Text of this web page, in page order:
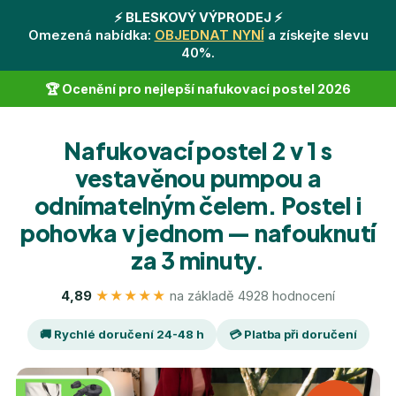
⚡️ BLESKOVÝ VÝPRODEJ ⚡️
Omezená nabídka: OBJEDNAT NYNÍ a získejte slevu
40%.
🏆 Ocenění pro nejlepší nafukovací postel 2026
Nafukovací postel 2 v 1 s
vestavěnou pumpou a
odnímatelným čelem. Postel i
pohovka v jednom — nafouknutí
za 3 minuty.
4,89 ★★★★★ na základě 4928 hodnocení
🚚 Rychlé doručení 24-48 h 💳 Platba při doručení